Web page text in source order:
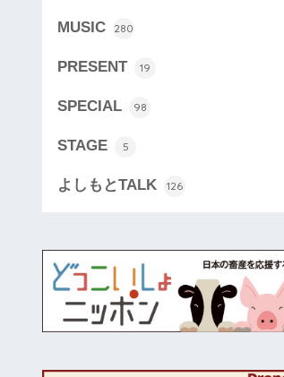
MUSIC 280
PRESENT 19
SPECIAL 98
STAGE 5
よしもとTALK 126